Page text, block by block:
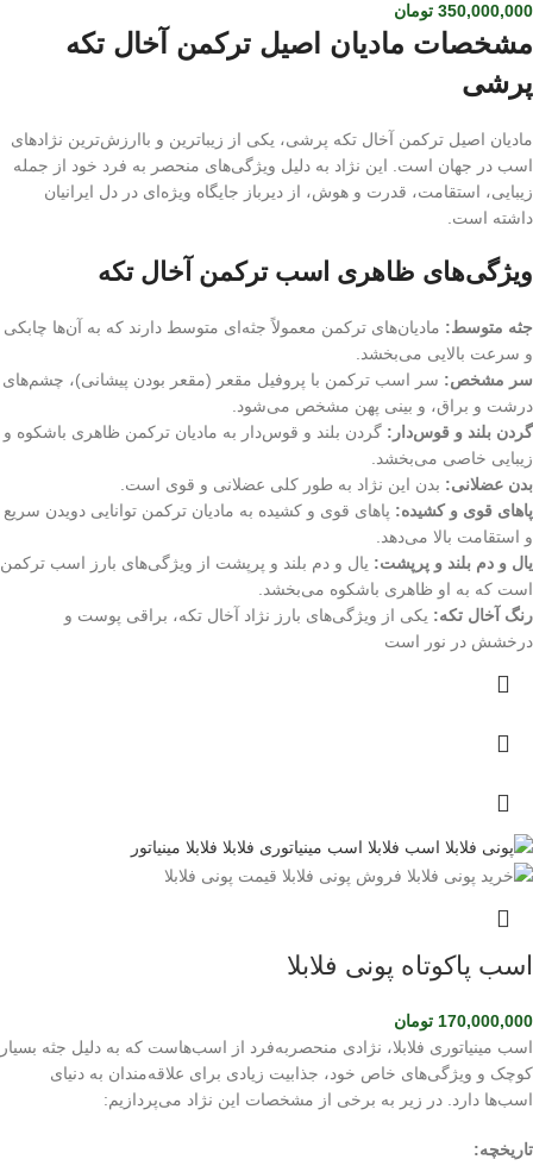
350,000,000 تومان
مشخصات مادیان اصیل ترکمن آخال تکه
پرشی
مادیان اصیل ترکمن آخال تکه پرشی، یکی از زیباترین و باارزش‌ترین نژادهای
اسب در جهان است. این نژاد به دلیل ویژگی‌های منحصر به فرد خود از جمله
زیبایی، استقامت، قدرت و هوش، از دیرباز جایگاه ویژه‌ای در دل ایرانیان
داشته است.
ویژگی‌های ظاهری اسب ترکمن آخال تکه
جثه متوسط: مادیان‌های ترکمن معمولاً جثه‌ای متوسط دارند که به آن‌ها چابکی
و سرعت بالایی می‌بخشد.
سر مشخص: سر اسب ترکمن با پروفیل مقعر (مقعر بودن پیشانی)، چشم‌های
درشت و براق، و بینی پهن مشخص می‌شود.
گردن بلند و قوس‌دار: گردن بلند و قوس‌دار به مادیان ترکمن ظاهری باشکوه و
زیبایی خاصی می‌بخشد.
بدن عضلانی: بدن این نژاد به طور کلی عضلانی و قوی است.
پاهای قوی و کشیده: پاهای قوی و کشیده به مادیان ترکمن توانایی دویدن سریع
و استقامت بالا می‌دهد.
یال و دم بلند و پرپشت: یال و دم بلند و پرپشت از ویژگی‌های بارز اسب ترکمن
است که به او ظاهری باشکوه می‌بخشد.
رنگ آخال تکه: یکی از ویژگی‌های بارز نژاد آخال تکه، براقی پوست و
درخشش در نور است
اسب پاکوتاه پونی فلابلا
170,000,000 تومان
اسب مینیاتوری فلابلا، نژادی منحصربه‌فرد از اسب‌هاست که به دلیل جثه بسیار
کوچک و ویژگی‌های خاص خود، جذابیت زیادی برای علاقه‌مندان به دنیای
اسب‌ها دارد. در زیر به برخی از مشخصات این نژاد می‌پردازیم:
تاریخچه: